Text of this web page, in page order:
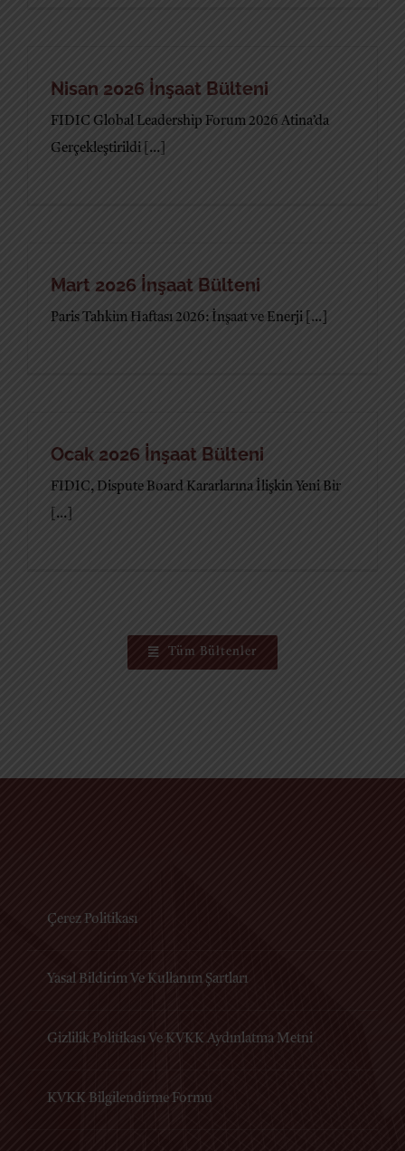
Nisan 2026 İnşaat Bülteni
FIDIC Global Leadership Forum 2026 Atina’da
Gerçekleştirildi [...]
Mart 2026 İnşaat Bülteni
Paris Tahkim Haftası 2026: İnşaat ve Enerji [...]
Ocak 2026 İnşaat Bülteni
FIDIC, Dispute Board Kararlarına İlişkin Yeni Bir
[...]
Tüm Bültenler
Çerez Politikası
Yasal Bildirim Ve Kullanım Şartları
Gizlilik Politikası Ve KVKK Aydınlatma Metni
KVKK Bilgilendirme Formu